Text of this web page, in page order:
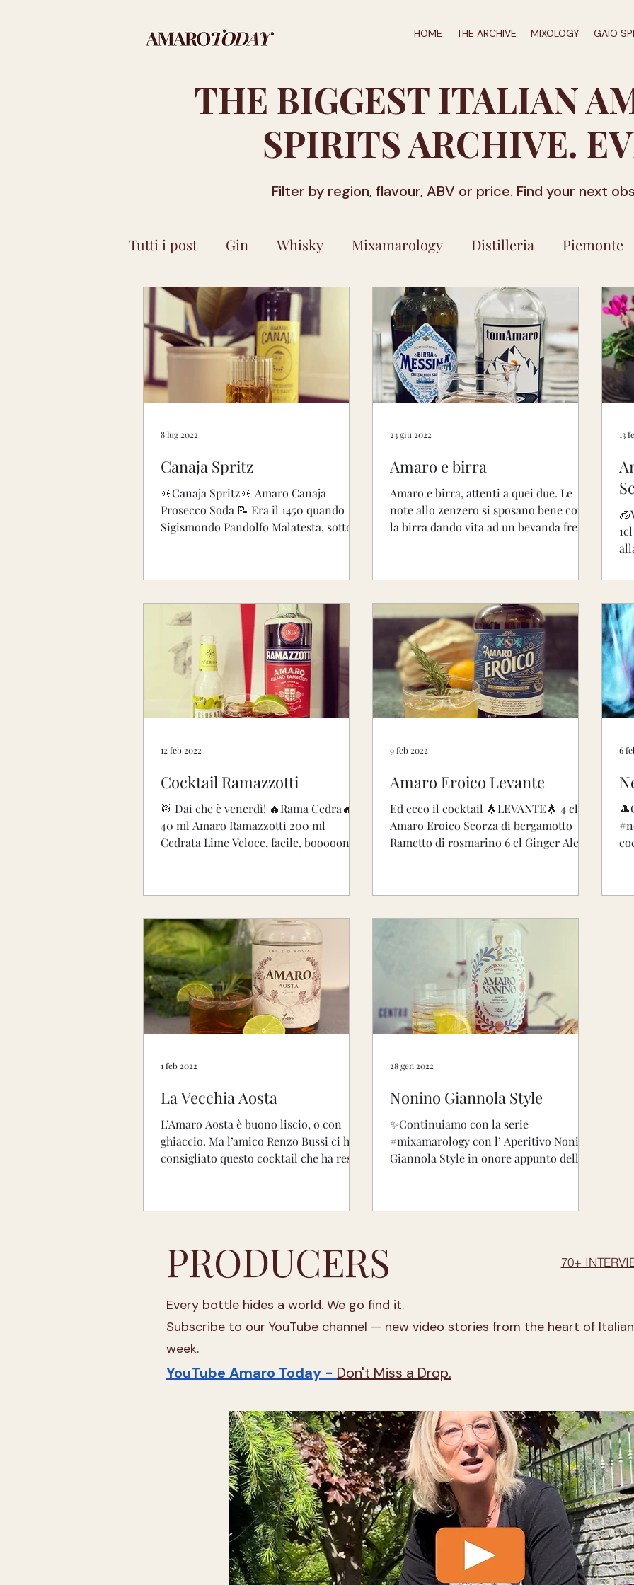
HOME THE ARCHIVE MIXOLOGY GAIO
THE BIGGEST ITALIAN
SPIRITS ARCHIVE.
Filter by region, flavour, ABV or price. Find your next
Tutti i post Gin Whisky Mixamarology Distilleria Piemonte
Molise Sicilia Basilicata Friuli-Venezia Giulia
Valle D'Aosta Trentino-Alto Adige Lazio Emilia Romagna
Molto aromatico Aromatico medio Aromatico
Canaja Spritz
🔆Canaja Spritz🔆 Amaro Canaja
Prosecco Soda 📝 Era il 1450 quando
Sigismondo Pandolfo Malatesta, sotto il
8 lug 2022
Amaro e birra
Amaro e birra, attenti a quei due. Le
note allo zenzero si sposano bene con
la birra dando vita ad un bevanda fresca
23 giu 2022 13
Cocktail Ramazzotti
🥁 Dai che è venerdì! 🔥Rama Cedra🔥
40 ml Amaro Ramazzotti 200 ml
Cedrata Lime Veloce, facile, booooono!
12 feb 2022
Amaro Eroico Levante
Ed ecco il cocktail 🌟LEVANTE🌟 4 cl
Amaro Eroico Scorza di bergamotto
Rametto di rosmarino 6 cl Ginger Ale 🤪
9 feb 2022 6
La Vecchia Aosta
L’Amaro Aosta è buono liscio, o con
ghiaccio. Ma l’amico Renzo Bussi ci ha
consigliato questo cocktail che ha reso
1 feb 2022
Nonino Giannola Style
✨Continuiamo con la serie
#mixamarology con l’ Aperitivo Nonino
Giannola Style in onore appunto della
28 gen 2022
PRODUCERS 70+
Every bottle hides a world. We go find it.
Subscribe to our YouTube channel — new video stories from the heart of
week.
YouTube Amaro Today - Don't Miss a Drop.